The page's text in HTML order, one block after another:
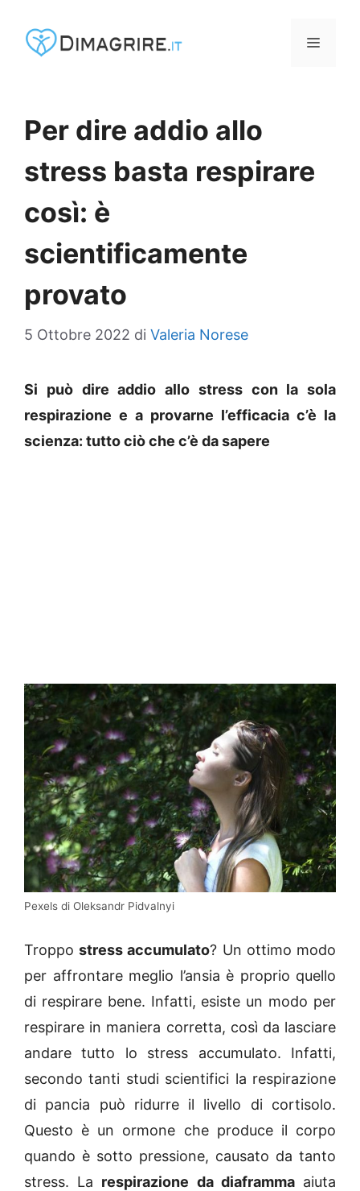
MENU
Per dire addio allo
stress basta respirare
così: è
scientificamente
provato
5 Ottobre 2022 di Valeria Norese
Si può dire addio allo stress con la sola
respirazione e a provarne l’efficacia c’è la
scienza: tutto ciò che c’è da sapere
Pexels di Oleksandr Pidvalnyi
Troppostress accumulato? Un ottimo modo
per affrontare meglio l’ansia è proprio quello
di respirare bene. Infatti, esiste un modo per
respirare in maniera corretta, così da lasciare
andare tutto lo stress accumulato. Infatti,
secondo tanti studi scientifici la respirazione
di pancia può ridurre il livello di cortisolo.
Questo è un ormone che produce il corpo
quando è sotto pressione, causato da tanto
stress. La respirazione da diaframmaaiuta